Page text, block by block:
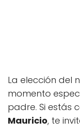
La elección del
momento
padre. Si estás
Mauricio, te